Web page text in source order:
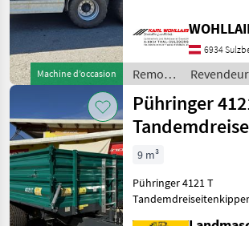
Machine d’occasion
Plateau 5000 x 2480mm
außen -
Bordwandhebefedern -
seitl. Zentralverriege
6934
Remorques
/
Pühringer
Pühringer
9 m³
Pühringer 4121 T